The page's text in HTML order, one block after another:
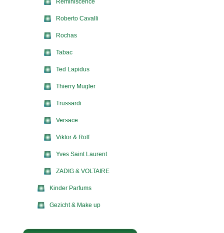
Reminiscence
Roberto Cavalli
Rochas
Tabac
Ted Lapidus
Thierry Mugler
Trussardi
Versace
Viktor & Rolf
Yves Saint Laurent
ZADIG & VOLTAIRE
Kinder Parfums
Gezicht & Make up